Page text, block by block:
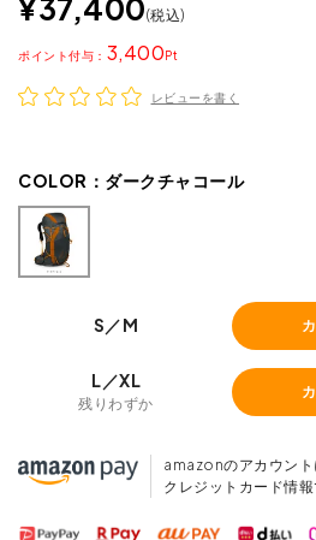
¥37,400 税込
3,400
ポイント
レビューを書く
COLOR： ダークチャコール
S／M
L／XL
残りわずか
amazonのアカウント
クレジットカード情報